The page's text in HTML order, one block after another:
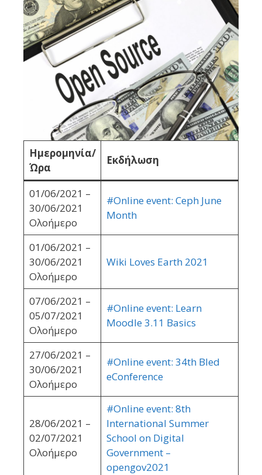
Ημερομηνία/
Ώρα
Εκδήλωση
01/06/2021 –
30/06/2021
Ολοήμερο
#Online event: Ceph June
Month
01/06/2021 –
30/06/2021
Ολοήμερο
Wiki Loves Earth 2021
07/06/2021 –
05/07/2021
Ολοήμερο
#Online event: Learn
Moodle 3.11 Basics
27/06/2021 –
30/06/2021
Ολοήμερο
#Online event: 34th Bled
eConference
28/06/2021 –
02/07/2021
Ολοήμερο
#Online event: 8th
International Summer
School on Digital
Government –
opengov2021